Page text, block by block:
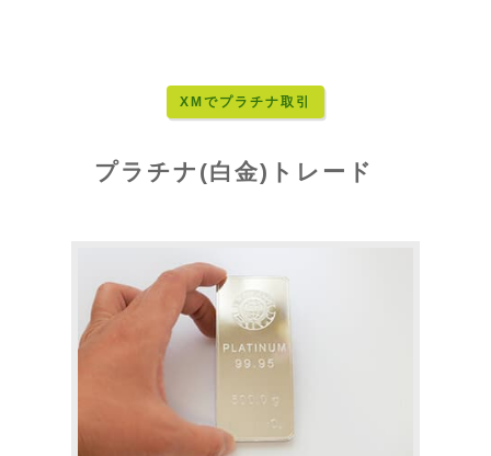
XMでプラチナ取引
プラチナ(白金)トレード